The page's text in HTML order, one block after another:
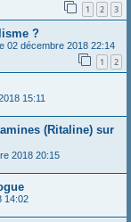
1 2 3
?
02 décembre 2018 22:14
1 2
15:11
(Ritaline) sur
2018 20:15
14:02